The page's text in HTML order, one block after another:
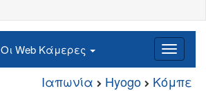
Οι Web Κάμερες
Ιαπωνία Hyogo Κόμπε